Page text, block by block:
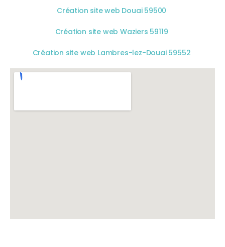
Création site web Douai 59500
Création site web Waziers 59119
Création site web Lambres-lez-Douai 59552